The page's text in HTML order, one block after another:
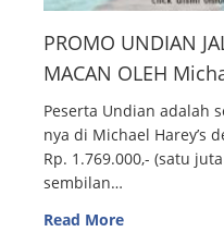
PROMO UNDIAN
MACAN OLEH
Peserta Undian adalah
nya di Michael Harey’s
Rp. 1.769.000,- (satu
sembilan…
Read More